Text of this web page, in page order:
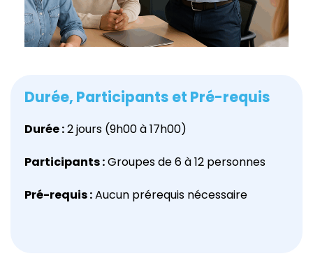
Durée, Participants et Pré-requis
Durée :2 jours (9h00 à 17h00)
Participants :Groupes de 6 à 12 personnes
Pré-requis :Aucun prérequis nécessaire